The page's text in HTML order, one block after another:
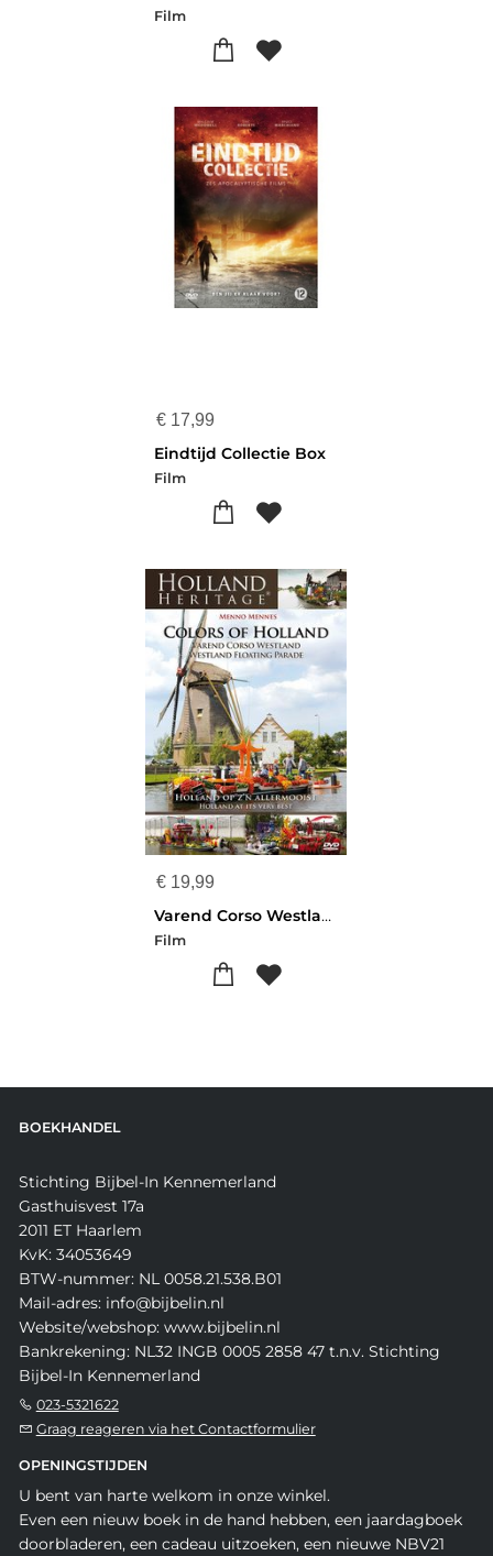
Film
€ 17,99
Eindtijd Collectie Box
Film
€ 19,99
Varend Corso Westland
Film
BOEKHANDEL
Stichting Bijbel-In Kennemerland
Gasthuisvest 17a
2011 ET Haarlem
KvK: 34053649
BTW-nummer: NL 0058.21.538.B01
Mail-adres: info@bijbelin.nl
Website/webshop: www.bijbelin.nl
Bankrekening: NL32 INGB 0005 2858 47 t.n.v. Stichting
Bijbel-In Kennemerland
023-5321622
Graag reageren via het Contactformulier
OPENINGSTIJDEN
U bent van harte welkom in onze winkel.
Even een nieuw boek in de hand hebben, een jaardagboek
doorbladeren, een cadeau uitzoeken, een nieuwe NBV21